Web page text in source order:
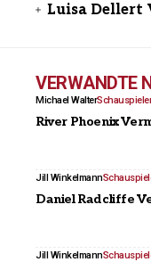
Luisa Dellert
VERWANDTE
Michael WalterSchauspieler
River Phoenix
Jill Winkelmann
Daniel Radcliffe
Jill Winkelmann